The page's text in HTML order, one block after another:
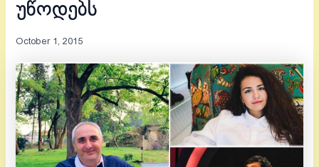
უწოდებს
October 1, 2015